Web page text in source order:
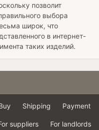
позволит
выбора
широк, что
в интернет-
таких изделий.
Shipping Payment
suppliers For landlords